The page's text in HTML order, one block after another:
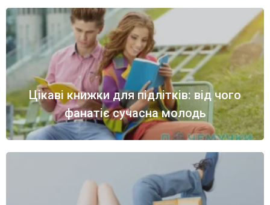
Цікаві книжки для підлітків: від чого
фанатіє сучасна молодь